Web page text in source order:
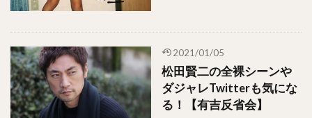
2021/01/05
松田賢二の全裸シーンや
ダジャレTwitterも気にな
る！【有吉反省会】